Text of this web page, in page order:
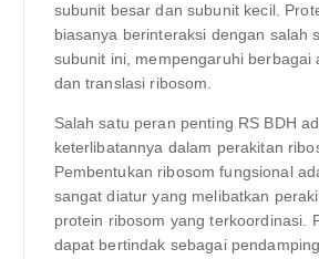
subunit besar dan subunit kecil.
biasanya berinteraksi dengan salah
subunit ini, mempengaruhi berbagai
dan translasi ribosom.
Salah satu peran penting RS BDH
keterlibatannya dalam perakitan
Pembentukan ribosom fungsional
sangat diatur yang melibatkan
protein ribosom yang terkoordinasi.
dapat bertindak sebagai